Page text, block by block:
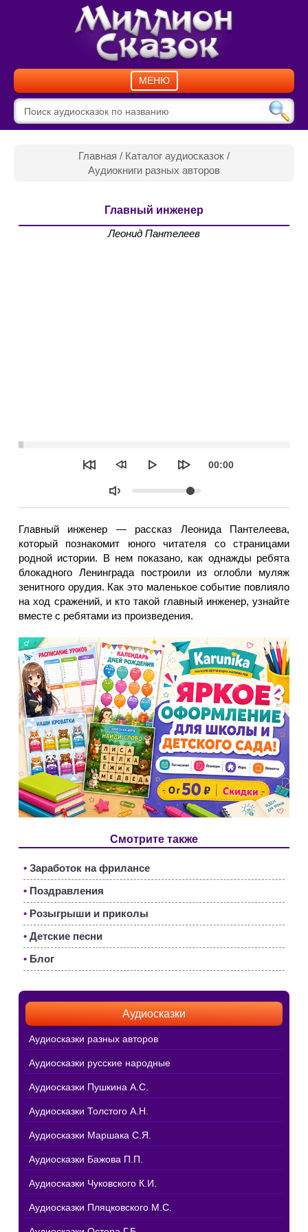
МЕНЮ
Главная / Каталог аудиосказок /
Аудиокниги разных авторов
Главный инженер
Леонид Пантелеев
Текущее
00:00
Объем
Главный инженер — рассказ Леонида Пантелеева,
который познакомит юного читателя со страницами
родной истории. В нем показано, как однажды ребята
блокадного Ленинграда построили из оглобли муляж
зенитного орудия. Как это маленькое событие повлияло
на ход сражений, и кто такой главный инженер, узнайте
вместе с ребятами из произведения.
Смотрите также
• Заработок на фрилансе
• Поздравления
• Розыгрыши и приколы
• Детские песни
• Блог
Аудиосказки
Аудиосказки разных авторов
Аудиосказки русские народные
Аудиосказки Пушкина А.С.
Аудиосказки Толстого А.Н.
Аудиосказки Маршака С.Я.
Аудиосказки Бажова П.П.
Аудиосказки Чуковского К.И.
Аудиосказки Пляцковского М.С.